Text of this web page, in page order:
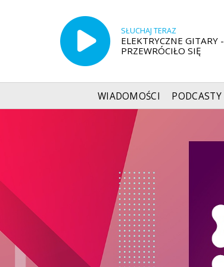
SŁUCHAJ TERAZ
ELEKTRYCZNE GITARY -
PRZEWRÓCIŁO SIĘ
WIADOMOŚCI PODCASTY